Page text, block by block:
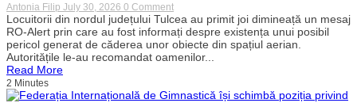
Antonia Filip July 30, 2026 0 Commenton
Alertă
RO-
Alert
în
nordul
Locuitorii
Locuitorii din nordul județului Tulcea au primit joi dimineață un mesaj
RO-Alert prin care au fost informați despre existența unui posibil
pericol generat de căderea unor obiecte din spațiul aerian.
Autoritățile le-au recomandat oamenilor...
Read More
2 Minutes